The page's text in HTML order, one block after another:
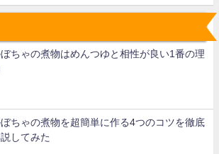
ちゃの煮物はめんつゆと相性が良い1番の理
ちゃの煮物を超簡単に作る4つのコツを徹底
してみた